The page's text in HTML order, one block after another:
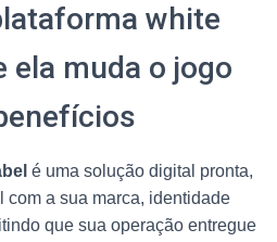
white
ela muda o jogo
é uma solução digital pronta,
com a sua marca, identidade
que sua operação entregue